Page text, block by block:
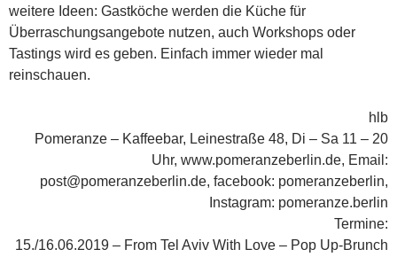
weitere Ideen: Gastköche werden die Küche für
Überraschungsangebote nutzen, auch Workshops oder
Tastings wird es geben. Einfach immer wieder mal
reinschauen.
hlb
Pomeranze – Kaffeebar, Leinestraße 48, Di – Sa 11 – 20
Uhr, www.pomeranzeberlin.de, Email:
post@pomeranzeberlin.de, facebook: pomeranzeberlin,
Instagram: pomeranze.berlin
Termine:
15./16.06.2019 – From Tel Aviv With Love – Pop Up-Brunch